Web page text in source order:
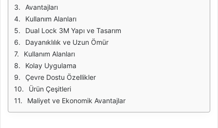
Avantajları
Kullanım Alanları
Dual Lock 3M Yapı ve Tasarım
Dayanıklılık ve Uzun Ömür
Kullanım Alanları
Kolay Uygulama
Çevre Dostu Özellikler
Ürün Çeşitleri
Maliyet ve Ekonomik Avantajlar